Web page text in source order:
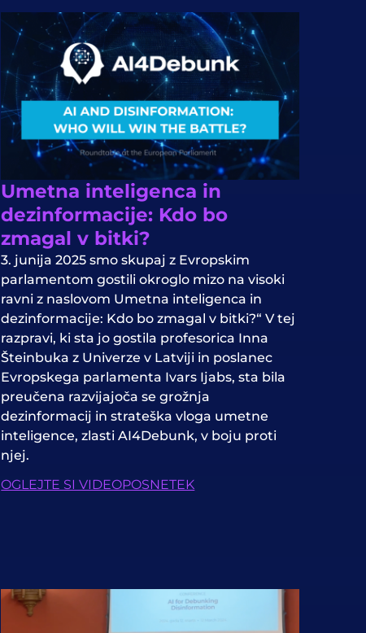
Umetna inteligenca in
dezinformacije: Kdo bo
zmagal v bitki?
3. junija 2025 smo skupaj z Evropskim
parlamentom gostili okroglo mizo na visoki
ravni z naslovom Umetna inteligenca in
dezinformacije: Kdo bo zmagal v bitki?“ V tej
razpravi, ki sta jo gostila profesorica Inna
Šteinbuka z Univerze v Latviji in poslanec
Evropskega parlamenta Ivars Ijabs, sta bila
preučena razvijajoča se grožnja
dezinformacij in strateška vloga umetne
inteligence, zlasti AI4Debunk, v boju proti
njej.
OGLEJTE SI VIDEOPOSNETEK